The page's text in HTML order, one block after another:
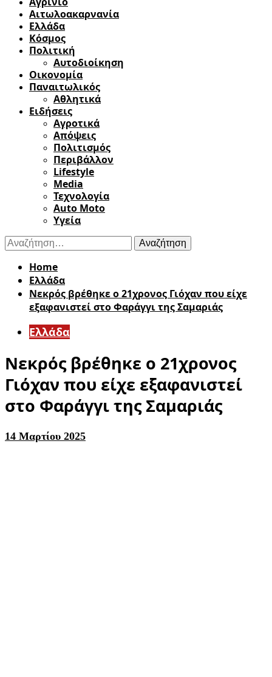
Αιτωλοακαρνανία
Ελλάδα
Κόσμος
Πολιτική
Αυτοδιοίκηση
Οικονομία
Παναιτωλικός
Αθλητικά
Ειδήσεις
Αγροτικά
Απόψεις
Πολιτισμός
Περιβάλλον
Lifestyle
Media
Τεχνολογία
Auto Moto
Υγεία
Αναζήτηση
για:
Home
Ελλάδα
Νεκρός βρέθηκε ο 21χρονος Γιόχαν που είχε
εξαφανιστεί στο Φαράγγι της Σαμαριάς
Ελλάδα
Νεκρός βρέθηκε ο 21χρονος
Γιόχαν που είχε εξαφανιστεί
στο Φαράγγι της Σαμαριάς
14 Μαρτίου 2025